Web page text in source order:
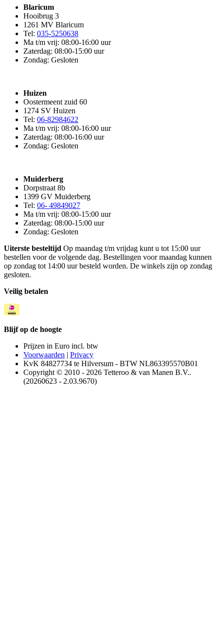
Blaricum
Hooibrug 3
1261 MV Blaricum
Tel: 035-5250638
Ma t/m vrij: 08:00-16:00 uur
Zaterdag: 08:00-15:00 uur
Zondag: Gesloten
Huizen
Oostermeent zuid 60
1274 SV Huizen
Tel: 06-82984622
Ma t/m vrij: 08:00-16:00 uur
Zaterdag: 08:00-16:00 uur
Zondag: Gesloten
Muiderberg
Dorpstraat 8b
1399 GV Muiderberg
Tel: 06- 49849027
Ma t/m vrij: 08:00-15:00 uur
Zaterdag: 08:00-15:00 uur
Zondag: Gesloten
Uiterste besteltijd Op maandag t/m vrijdag kunt u tot 15:00 uur
bestellen voor de volgende dag. Bestellingen voor maandag kunnen
op zondag tot 14:00 uur besteld worden. De winkels zijn op zondag
gesloten.
Veilig betalen
Blijf op de hoogte
Prijzen in Euro incl. btw
Voorwaarden | Privacy
KvK 84827734 te Hilversum - BTW NL863395570B01
Copyright © 2010 - 2026 Tetteroo & van Manen B.V..
(20260623 - 2.03.9670)